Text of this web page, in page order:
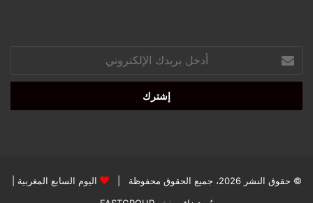
بريدك
الإلكتروني
© حقوق النشر 2026، جميع الحقوق محفوظة | اليوم السابع المغربية